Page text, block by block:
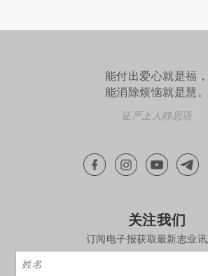
能付出爱心就是福，
能消除烦恼就是慧。
证严上人静思语
关注我们
订阅电子报获取最新志业讯